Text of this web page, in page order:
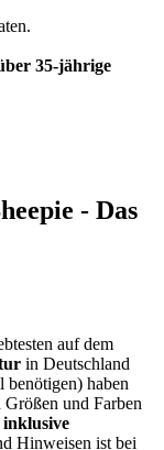
35-jährige
- Das
auf dem
in Deutschland
benötigen) haben
und Farben
Hinweisen ist bei